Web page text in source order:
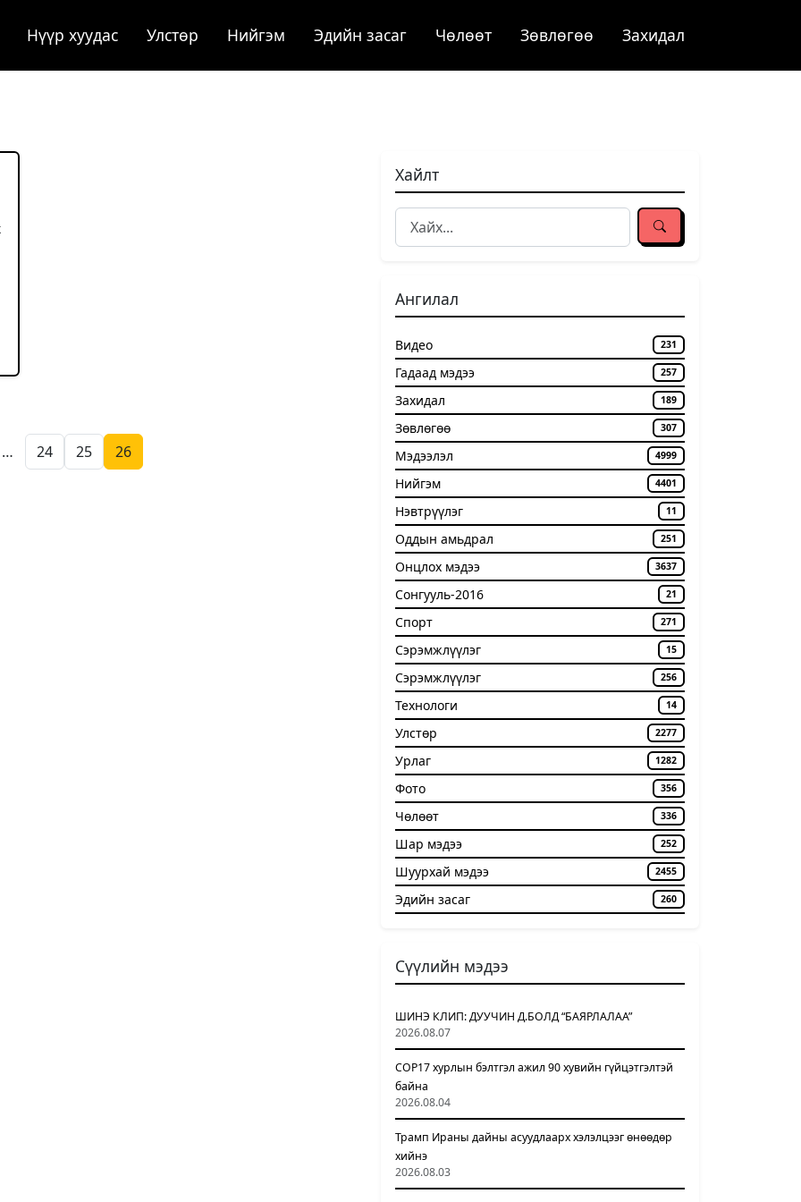
Нүүр хуудас Улстөр Нийгэм Эдийн засаг Чѳлѳѳт Зөвлөгөө Захидал
… 24 25 26
Хайлт
Ангилал
Видео 231
Гадаад мэдээ 257
Захидал 189
Зөвлөгөө 307
Мэдээлэл 4999
Нийгэм 4401
Нэвтрүүлэг 11
Оддын амьдрал 251
Онцлох мэдээ 3637
Сонгууль-2016 21
Спорт 271
Сэрэмжлүүлэг 15
Сэрэмжлүүлэг 256
Технологи 14
Улстөр 2277
Урлаг 1282
Фото 356
Чѳлѳѳт 336
Шар мэдээ 252
Шуурхай мэдээ 2455
Эдийн засаг 260
Сүүлийн мэдээ
ШИНЭ КЛИП: ДУУЧИН Д.БОЛД “БАЯРЛАЛАА”
2026.08.07
COP17 хурлын бэлтгэл ажил 90 хувийн гүйцэтгэлтэй
байна
2026.08.04
Трамп Ираны дайны асуудлаарх хэлэлцээг өнөөдөр
хийнэ
2026.08.03